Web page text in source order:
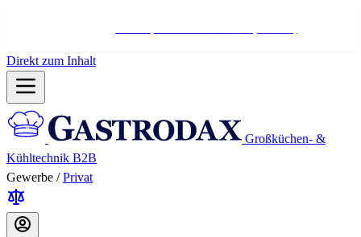
Direkt zum Inhalt
Großküchen- &
Kühltechnik B2B
Gewerbe / Privat